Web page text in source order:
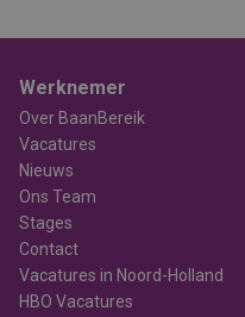
Werknemer
Over BaanBereik
Vacatures
Nieuws
Ons Team
Stages
Contact
Vacatures in Noord-Holland
HBO Vacatures